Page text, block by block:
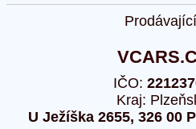
IČO:
Kraj:
U Ježíška 2655, 326 00